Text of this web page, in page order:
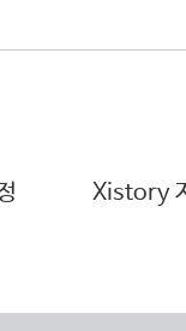
Xistory